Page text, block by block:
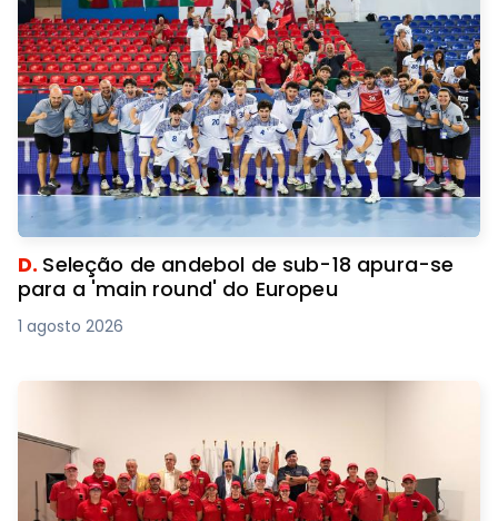
D. Seleção de andebol de sub-18 apura-se
para a 'main round' do Europeu
1 agosto 2026